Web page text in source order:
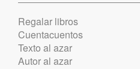
Regalar libros
Cuentacuentos
Texto al azar
Autor al azar